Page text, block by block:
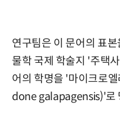
연구팀은 이 문어의 표
물학 국제 학술지 '주택
어의 학명을 '마이크로
done galapagensis)'로